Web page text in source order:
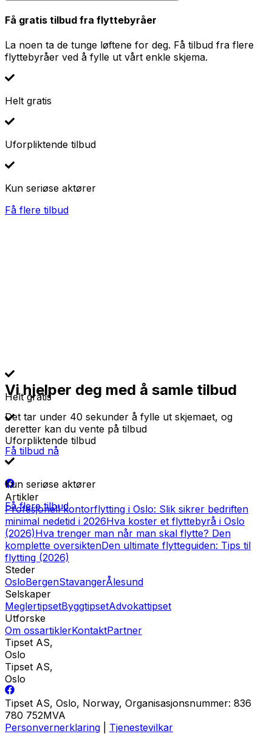
Få gratis tilbud fra flyttebyråer
La noen ta de tunge løftene for deg. Få tilbud fra flere
flyttebyråer ved å fylle ut vårt enkle skjema.
Helt gratis
Uforpliktende tilbud
Kun seriøse aktører
Få flere tilbud
Helt gratis
Uforpliktende tilbud
Kun seriøse aktører
Få flere tilbud
Vi hjelper deg med å samle tilbud
Det tar under 40 sekunder å fylle ut skjemaet, og
deretter kan du vente på tilbud
Få tilbud nå
Artikler
Profesjonell kontorflytting i Oslo: Slik sikrer bedriften
minimal nedetid i 2026Hva koster et flyttebyrå i Oslo
(2026)Hva trenger man når man skal flytte? Den
komplette oversiktenDen ultimate flytteguiden: Tips til
flytting (2026)
Steder
OsloBergenStavangerÅlesund
Selskaper
MeglertipsetByggtipsetAdvokattipset
Utforske
Om ossartiklerKontaktPartner
Tipset AS,
Oslo
Tipset AS,
Oslo
Tipset AS, Oslo, Norway, Organisasjonsnummer: 836
780 752MVA
Personvernerklaring
Tjenestevilkar